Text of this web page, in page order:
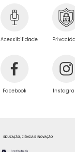
Acessibilidade
Facebook